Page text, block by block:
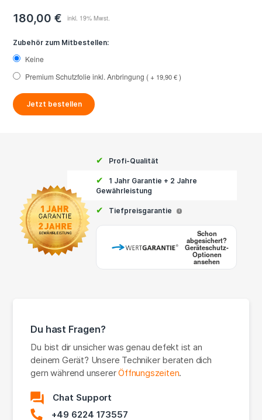
180,00 €
Zubehör zum Mitbestellen:
Keine
Premium Schutzfolie inkl. Anbringung
+ 19,90 €
Jetzt bestellen
✔ Profi-Qualität
✔
1 Jahr Garantie + 2 Jahre
Gewährleistung
✔ Tiefpreisgarantie i
Schon
abgesichert?
Geräteschutz-
Optionen
ansehen
Du hast Fragen?
Du bist dir unsicher was genau defekt ist an
deinem Gerät? Unsere Techniker beraten dich
gern während unsererÖffnungszeiten.
Chat Support
+49 6224 173557